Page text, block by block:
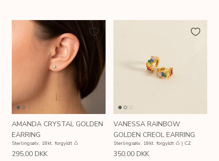
AMANDA CRYSTAL GOLDEN
EARRING
Sterlingsølv, 18kt. forgyldt ♺
295,00 DKK
VANESSA RAINBOW
GOLDEN CREOL EARRING
Sterlingsølv, 18kt. forgyldt ♺ | CZ
350,00 DKK